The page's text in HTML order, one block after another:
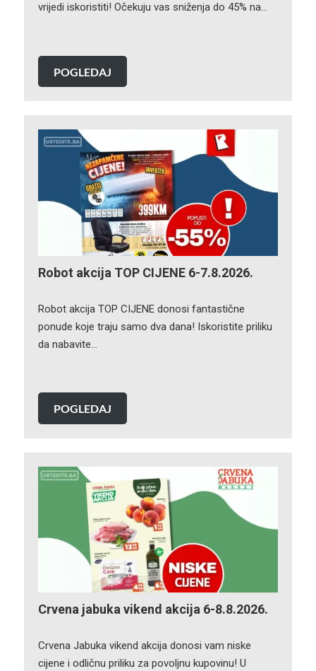
vrijedi iskoristiti! Očekuju vas sniženja do 45% na…
POGLEDAJ
Robot akcija TOP CIJENE 6-7.8.2026.
Robot akcija TOP CIJENE donosi fantastične
ponude koje traju samo dva dana! Iskoristite priliku
da nabavite…
POGLEDAJ
Crvena jabuka vikend akcija 6-8.8.2026.
Crvena Jabuka vikend akcija donosi vam niske
cijene i odličnu priliku za povoljnu kupovinu! U